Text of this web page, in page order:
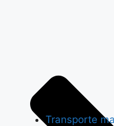
Transporte